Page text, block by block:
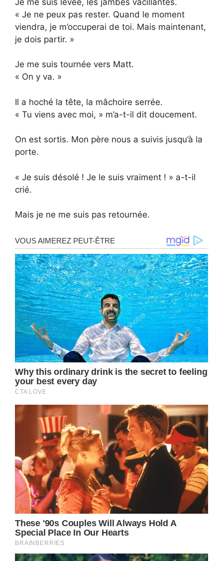
« Je ne peux pas rester. Quand le moment
viendra, je m’occuperai de toi. Mais maintenant,
je dois partir. »
Je me suis tournée vers Matt.
« On y va. »
Il a hoché la tête, la mâchoire serrée.
« Tu viens avec moi, » m’a-t-il dit doucement.
On est sortis. Mon père nous a suivis jusqu’à la
porte.
« Je suis désolé ! Je le suis vraiment ! » a-t-il
crié.
Mais je ne me suis pas retournée.